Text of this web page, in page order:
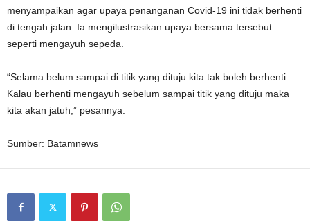
menyampaikan agar upaya penanganan Covid-19 ini tidak berhenti
di tengah jalan. Ia mengilustrasikan upaya bersama tersebut
seperti mengayuh sepeda.
“Selama belum sampai di titik yang dituju kita tak boleh berhenti.
Kalau berhenti mengayuh sebelum sampai titik yang dituju maka
kita akan jatuh,” pesannya.
Sumber: Batamnews